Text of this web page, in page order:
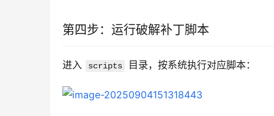
第四步：运行破解补丁脚本
进入 scripts 目录，按系统执行对应脚本：